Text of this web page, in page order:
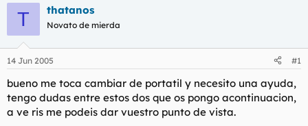
i
a
d
o
r
e
l
c
a
i
n
c
i
T thatanos
Novato de mierda
14 Jun 2005 #1
bueno me toca cambiar de portatil y necesito una ayuda,
tengo dudas entre estos dos que os pongo acontinuacion,
a ve ris me podeis dar vuestro punto de vista.